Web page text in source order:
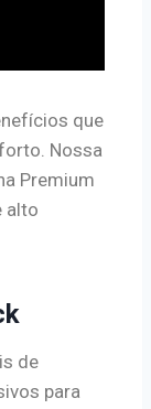
que
Nossa
Premium
alto
de
para